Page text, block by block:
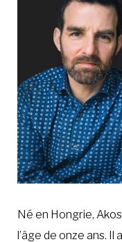
À LA POINTE DE LA
À PROPOS
Né en Hongrie,
l’âge de onze ans.